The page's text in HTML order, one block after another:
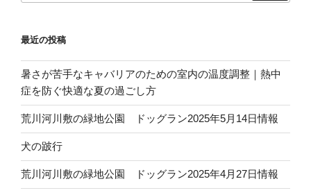
o
k
最近の投稿
暑さが苦手なキャバリアのための室内の温度調整｜熱中
症を防ぐ快適な夏の過ごし方
荒川河川敷の緑地公園 ドッグラン2025年5月14日情報
犬の跛行
荒川河川敷の緑地公園 ドッグラン2025年4月27日情報